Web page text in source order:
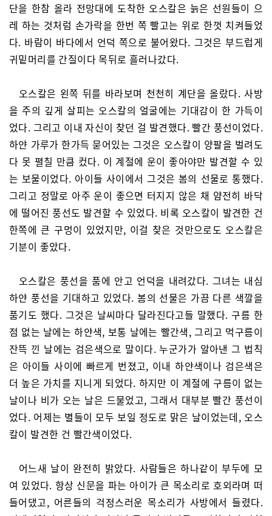
단을 한참 올라 전망대에 도착한 오스칼은 늙은 선원들이 으
레 하는 것처럼 손가락을 한번 쪽 빨고는 위로 한껏 치켜들었
다. 바람이 바다에서 언덕 쪽으로 불어왔다. 그것은 부드럽게
귀밑머리를 간질이다 목뒤로 흘러나갔다.
오스칼은 왼쪽 뒤를 바라보며 천천히 계단을 올랐다. 사방
을 주의 깊게 살피는 오스칼의 얼굴에는 기대감이 한 가득이
었다. 그리고 이내 자신이 찾던 걸 발견했다. 빨간 풍선이었다.
하얀 가루가 한가득 묻어있는 그것은 오스칼이 양팔을 벌려도
다 못 펼칠 만큼 컸다. 이 계절에 운이 좋아야만 발견할 수 있
는 보물이었다. 아이들 사이에서 그것은 봄의 선물로 통했다.
그리고 정말로 아주 운이 좋으면 터지지 않은 채 얌전히 바닥
에 떨어진 풍선도 발견할 수 있었다. 비록 오스칼이 발견한 건
한쪽에 큰 구멍이 있었지만, 이걸 찾은 것만으로도 오스칼은
기분이 좋았다.
오스칼은 풍선을 품에 안고 언덕을 내려갔다. 그녀는 내심
하얀 풍선을 기대하고 있었다. 봄의 선물은 가끔 다른 색깔을
품기도 했다. 그것은 날씨마다 달라진다고들 말했다. 구름 한
점 없는 날에는 하얀색, 보통 날에는 빨간색, 그리고 먹구름이
잔뜩 낀 날에는 검은색으로 말이다. 누군가가 알아낸 그 법칙
은 아이들 사이에 빠르게 번졌고, 이내 하얀색이나 검은색은
더 높은 가치를 지니게 되었다. 하지만 이 계절에 구름이 없는
날이나 비가 오는 날은 드물었고, 그래서 대부분 빨간 풍선이
었다. 어제는 별들이 모두 보일 정도로 맑은 날이었는데, 오스
칼이 발견한 건 빨간색이었다.
어느새 날이 완전히 밝았다. 사람들은 하나같이 부두에 모
여 있었다. 항상 신문을 파는 아이가 큰 목소리로 호외라며 떠
들어댔고, 어른들의 걱정스러운 목소리가 사방에서 들렸다.